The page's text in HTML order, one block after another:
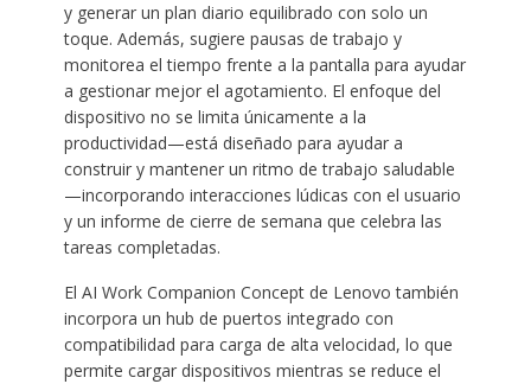
y generar un plan diario equilibrado con solo un
toque. Además, sugiere pausas de trabajo y
monitorea el tiempo frente a la pantalla para ayudar
a gestionar mejor el agotamiento. El enfoque del
dispositivo no se limita únicamente a la
productividad—está diseñado para ayudar a
construir y mantener un ritmo de trabajo saludable
—incorporando interacciones lúdicas con el usuario
y un informe de cierre de semana que celebra las
tareas completadas.
El AI Work Companion Concept de Lenovo también
incorpora un hub de puertos integrado con
compatibilidad para carga de alta velocidad, lo que
permite cargar dispositivos mientras se reduce el